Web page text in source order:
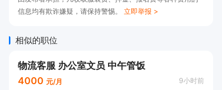
信息均有欺诈嫌疑，请保持警惕。 立即举报 >
相似的职位
物流客服 办公室文员 中午管饭
4000 元/月 9小时前